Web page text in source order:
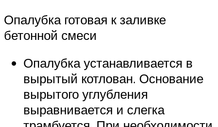
Опалубка готовая к заливке
бетонной смеси
Опалубка устанавливается в
вырытый котлован. Основание
вырытого углубления
выравнивается и слегка